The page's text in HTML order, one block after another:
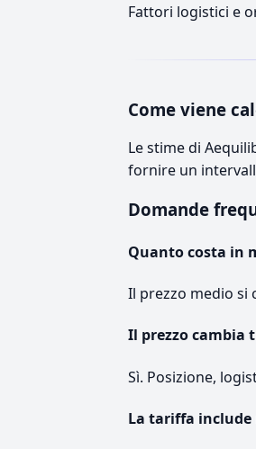
Fattori logistici e
Come viene
Le stime di
fornire un
Domande
Quanto costa in
Il prezzo medio si
Il prezzo cambia
Sì. Posizione,
La tariffa